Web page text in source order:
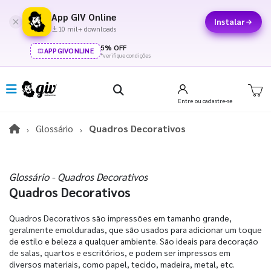
App GIV Online
10 mil+ downloads
Instalar
APPGIVONLINE 5% OFF
*verifique condições
Entre ou cadastre-se
Glossário Quadros Decorativos
Glossário - Quadros Decorativos
Quadros Decorativos
Quadros Decorativos são impressões em tamanho grande,
geralmente emolduradas, que são usados para adicionar um toque
de estilo e beleza a qualquer ambiente. São ideais para decoração
de salas, quartos e escritórios, e podem ser impressos em
diversos materiais, como papel, tecido, madeira, metal, etc.